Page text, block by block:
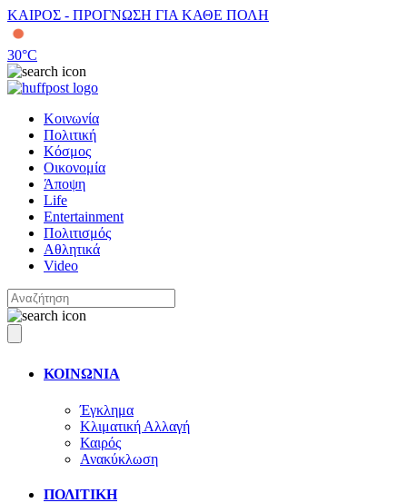
ΚΑΙΡΟΣ - ΠΡΟΓΝΩΣΗ ΓΙΑ ΚΑΘΕ ΠΟΛΗ
30°C
Κοινωνία
Πολιτική
Κόσμος
Οικονομία
Άποψη
Life
Entertainment
Πολιτισμός
Αθλητικά
Video
ΚΟΙΝΩΝΙΑ
Έγκλημα
Κλιματική Αλλαγή
Καιρός
Ανακύκλωση
ΠΟΛΙΤΙΚΗ